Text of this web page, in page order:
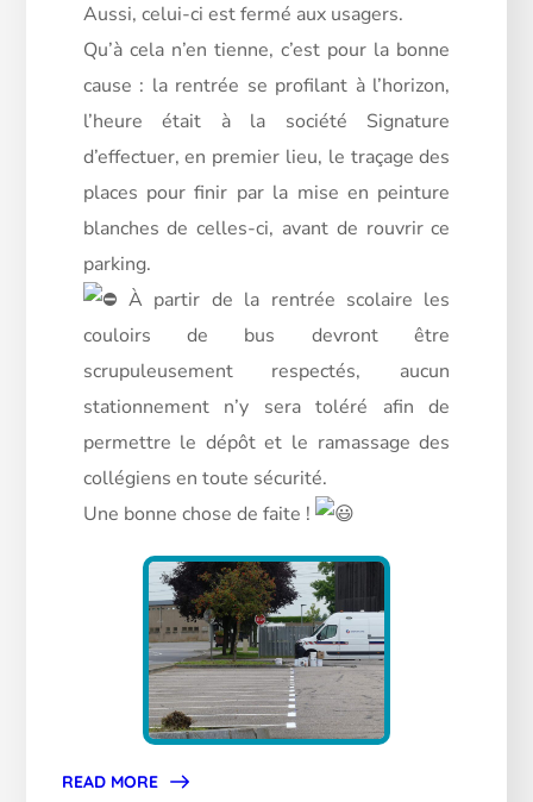
Aussi, celui-ci est fermé aux usagers.
Qu’à cela n’en tienne, c’est pour la bonne
cause : la rentrée se profilant à l’horizon,
l’heure était à la société Signature
d’effectuer, en premier lieu, le traçage des
places pour finir par la mise en peinture
blanches de celles-ci, avant de rouvrir ce
parking.
À partir de la rentrée scolaire les
couloirs de bus devront être
scrupuleusement respectés, aucun
stationnement n’y sera toléré afin de
permettre le dépôt et le ramassage des
collégiens en toute sécurité.
Une bonne chose de faite !
READ MORE